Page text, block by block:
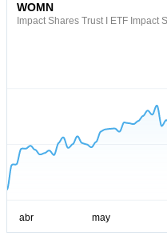
WOMN
Impact Shares Trust I ETF Impact